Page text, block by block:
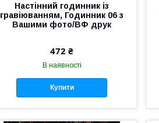
Настінний годинник із
гравіюванням, Годинник 06 з
Вашими фото/ВФ друк
472 ₴
В наявності
Купити